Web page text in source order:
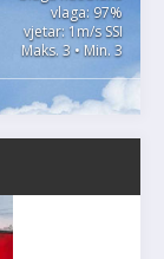
vlaga: 97%
vjetar: 1m/s SSI
Maks. 3 • Min. 3